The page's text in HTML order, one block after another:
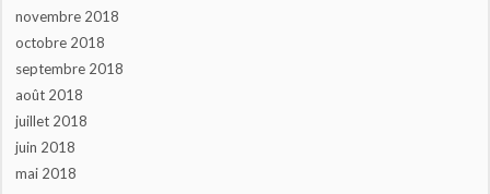
novembre 2018
octobre 2018
septembre 2018
août 2018
juillet 2018
juin 2018
mai 2018